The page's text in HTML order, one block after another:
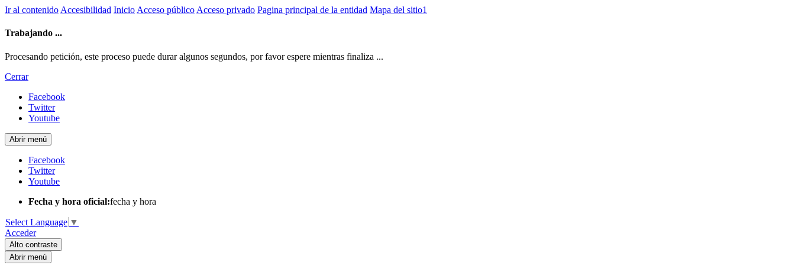
Ir al contenido Accesibilidad Inicio Acceso público Acceso privado Pagina principal de la entidad Mapa del sitio1
Trabajando ...
Procesando petición, este proceso puede durar algunos segundos, por favor espere mientras finaliza ...
Cerrar
Facebook
Twitter
Youtube
Abrir menú
Facebook
Twitter
Youtube
Fecha y hora oficial:fecha y hora
Select Language ▼
Acceder
Alto contraste
Abrir menú